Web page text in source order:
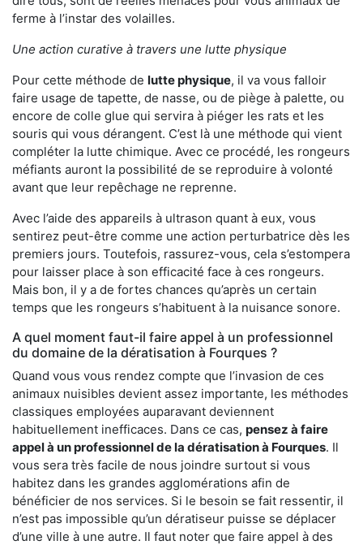
ferme à l’instar des volailles.
Une action curative à travers une lutte physique
Pour cette méthode de lutte physique, il va vous falloir
faire usage de tapette, de nasse, ou de piège à palette, ou
encore de colle glue qui servira à piéger les rats et les
souris qui vous dérangent. C’est là une méthode qui vient
compléter la lutte chimique. Avec ce procédé, les rongeurs
méfiants auront la possibilité de se reproduire à volonté
avant que leur repêchage ne reprenne.
Avec l’aide des appareils à ultrason quant à eux, vous
sentirez peut-être comme une action perturbatrice dès les
premiers jours. Toutefois, rassurez-vous, cela s’estompera
pour laisser place à son efficacité face à ces rongeurs.
Mais bon, il y a de fortes chances qu’après un certain
temps que les rongeurs s’habituent à la nuisance sonore.
A quel moment faut-il faire appel à un professionnel
du domaine de la dératisation à Fourques ?
Quand vous vous rendez compte que l’invasion de ces
animaux nuisibles devient assez importante, les méthodes
classiques employées auparavant deviennent
habituellement inefficaces. Dans ce cas, pensez à faire
appel à un professionnel de la dératisation à Fourques. Il
vous sera très facile de nous joindre surtout si vous
habitez dans les grandes agglomérations afin de
bénéficier de nos services. Si le besoin se fait ressentir, il
n’est pas impossible qu’un dératiseur puisse se déplacer
d’une ville à une autre. Il faut noter que faire appel à des